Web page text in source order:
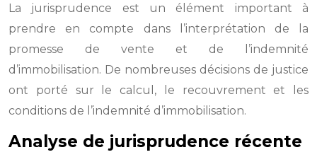
La jurisprudence est un élément important à
prendre en compte dans l’interprétation de la
promesse de vente et de l’indemnité
d’immobilisation. De nombreuses décisions de justice
ont porté sur le calcul, le recouvrement et les
conditions de l’indemnité d’immobilisation.
Analyse de jurisprudence récente